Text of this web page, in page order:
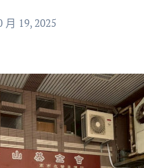
月 19, 2025